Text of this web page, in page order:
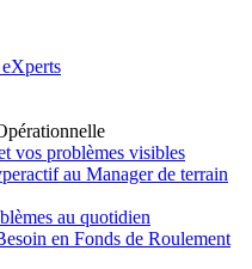
vos problèmes visibles
au Manager de terrain
au quotidien
en Fonds de Roulement